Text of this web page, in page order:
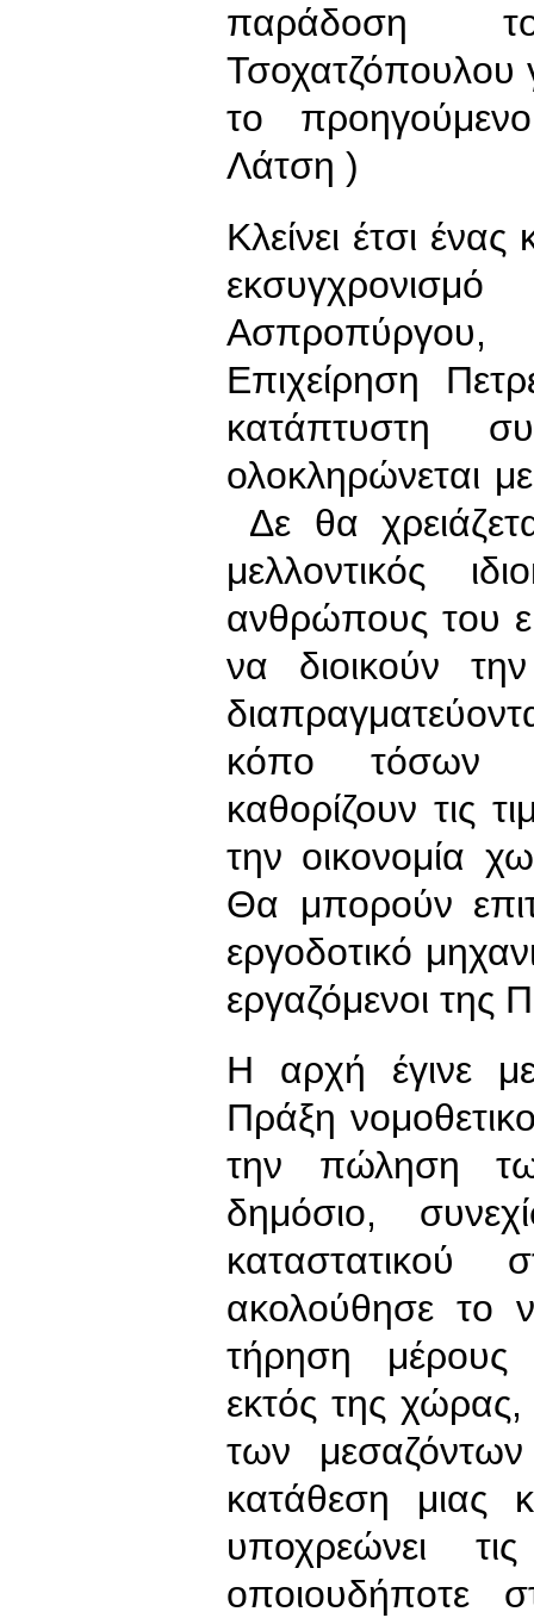
παράδοση
Τσοχατζόπουλου
το
Λάτση )
Κλείνει έτσι
Επιχείρηση
κατάπτυστη
ολοκληρώνεται
Δε θα
μελλοντικός
ανθρώπους του
να διοικούν
κόπο τόσων
καθορίζουν τις
την οικονομία
Θα μπορούν
εργοδοτικό
εργαζόμενοι
Η αρχή έγινε
Πράξη
την πώληση
δημόσιο,
ακολούθησε το
τήρηση
εκτός της
των
κατάθεση μιας
υποχρεώνει
οποιουδήποτε